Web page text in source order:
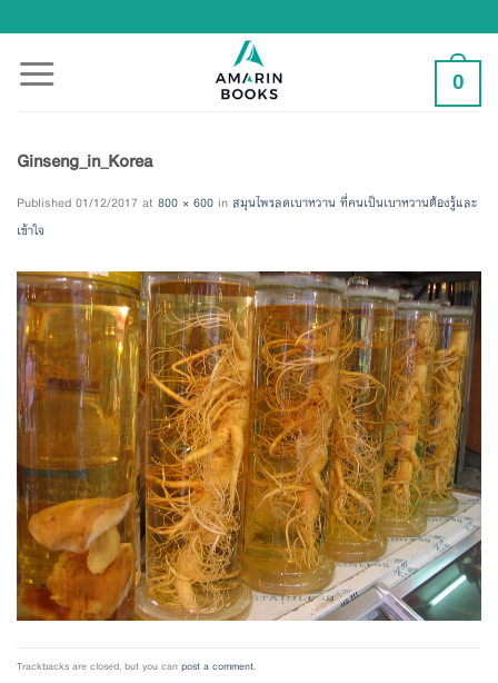
to
content
0
Ginseng_in_Korea
Published 01/12/2017 at 800 × 600 in สมุนไพรลดเบาหวาน ที่คนเป็นเบาหวานต้องรู้และ
เข้าใจ
Trackbacks are closed, but you canpost a comment.